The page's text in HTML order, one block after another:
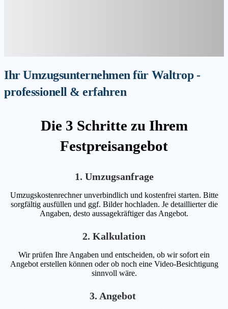
Ihr Umzugsunternehmen für Waltrop -
professionell & erfahren
Die 3 Schritte zu Ihrem
Festpreisangebot
1. Umzugsanfrage
Umzugskostenrechner unverbindlich und kostenfrei starten. Bitte
sorgfältig ausfüllen und ggf. Bilder hochladen. Je detaillierter die
Angaben, desto aussagekräftiger das Angebot.
2. Kalkulation
Wir prüfen Ihre Angaben und entscheiden, ob wir sofort ein
Angebot erstellen können oder ob noch eine Video-Besichtigung
sinnvoll wäre.
3. Angebot